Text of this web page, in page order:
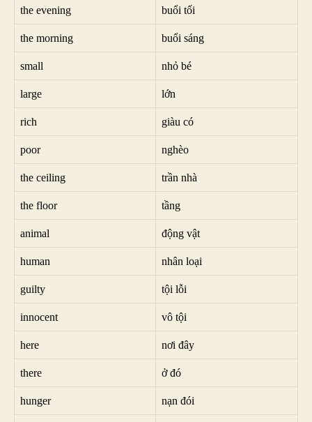
the evening buổi tối
the morning buổi sáng
small nhỏ bé
large lớn
rich giàu có
poor nghèo
the ceiling trần nhà
the floor tầng
animal động vật
human nhân loại
guilty tội lỗi
innocent vô tội
here nơi đây
there ở đó
hunger nạn đói